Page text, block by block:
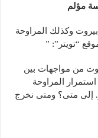
مؤلم
وكذلك المراوحة
“تويتر”: ”
من مواجهات بين
المراوحة
إلى متى؟ ومتى نخرج